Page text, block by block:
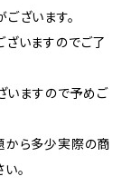
ざいます。
ざいますのでご了
いますので予めご
から多少実際の商
。